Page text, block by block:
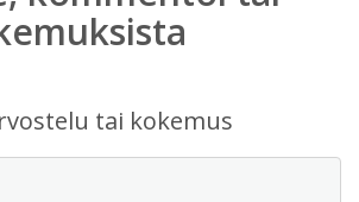
tai kokemus